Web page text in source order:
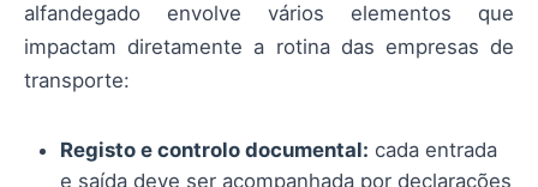
alfandegado envolve vários elementos que
impactam diretamente a rotina das empresas de
transporte:
Registo e controlo documental: cada entrada
e saída deve ser acompanhada por declarações